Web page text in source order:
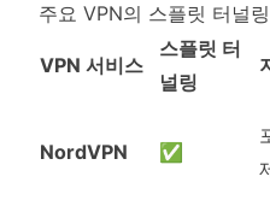
주요 VPN의 스플릿 터널
VPN 서비스
스플릿 터
널링
NordVPN ✅